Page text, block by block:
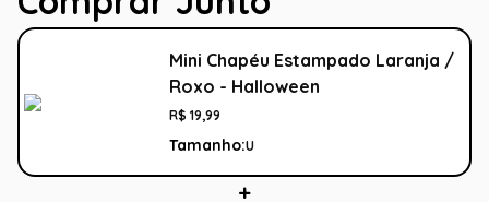
Mini Chapéu Estampado Laranja /
Roxo - Halloween
R$ 19,99
Tamanho:U